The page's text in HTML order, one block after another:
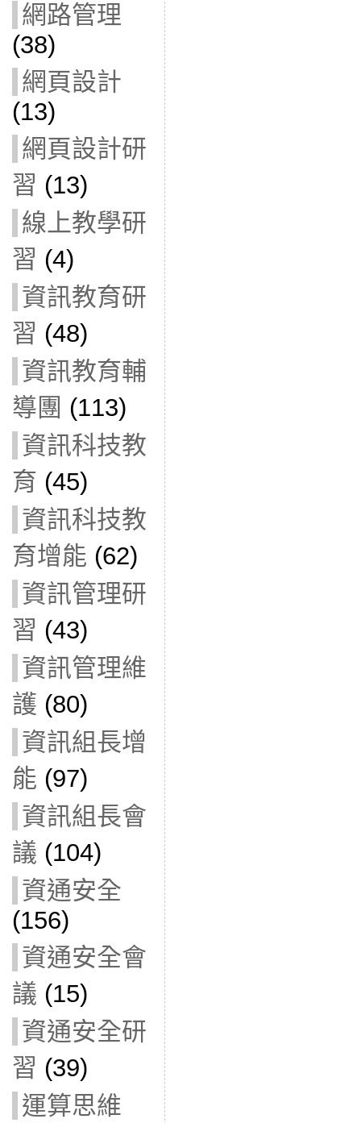
網路管理
(38)
網頁設計
(13)
網頁設計研
習 (13)
線上教學研
習 (4)
資訊教育研
習 (48)
資訊教育輔
導團 (113)
資訊科技教
育 (45)
資訊科技教
育增能 (62)
資訊管理研
習 (43)
資訊管理維
護 (80)
資訊組長增
能 (97)
資訊組長會
議 (104)
資通安全
(156)
資通安全會
議 (15)
資通安全研
習 (39)
運算思維